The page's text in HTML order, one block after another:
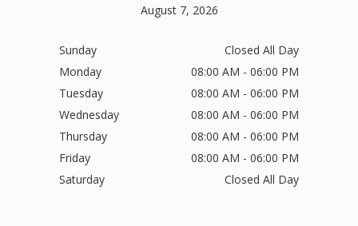
August 7, 2026
Sunday
Closed All Day
Monday
08:00 AM - 06:00 PM
Tuesday
08:00 AM - 06:00 PM
Wednesday
08:00 AM - 06:00 PM
Thursday
08:00 AM - 06:00 PM
Friday
08:00 AM - 06:00 PM
Saturday
Closed All Day